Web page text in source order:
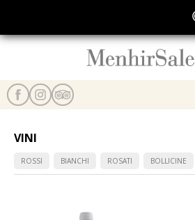
VINI
ROSSI BIANCHI ROSATI BOLLICINE